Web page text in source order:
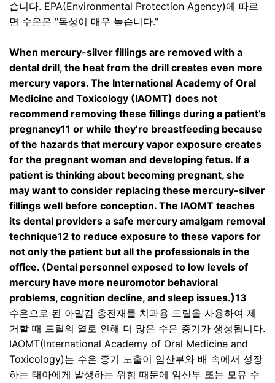
습니다. EPA(Environmental Protection Agency)에 따르
면 수은은 "독성이 매우 높습니다."
When mercury-silver fillings are removed with a
dental drill, the heat from the drill creates even more
mercury vapors. The International Academy of Oral
Medicine and Toxicology (IAOMT) does not
recommend removing these fillings during a patient’s
pregnancy11 or while they’re breastfeeding because
of the hazards that mercury vapor exposure creates
for the pregnant woman and developing fetus. If a
patient is thinking about becoming pregnant, she
may want to consider replacing these mercury-silver
fillings well before conception. The IAOMT teaches
its dental providers a safe mercury amalgam removal
technique12 to reduce exposure to these vapors for
not only the patient but all the professionals in the
office. (Dental personnel exposed to low levels of
mercury have more neuromotor behavioral
problems, cognition decline, and sleep issues.)13
수은으로 된 아말감 충전재를 치과용 드릴을 사용하여 제
거할 때 드릴의 열로 인해 더 많은 수은 증기가 생성됩니다.
IAOMT(International Academy of Oral Medicine and
Toxicology)는 수은 증기 노출이 임산부와 배 속에서 성장
하는 태아에게 발생하는 위험 때문에 임산부 또는 모유 수